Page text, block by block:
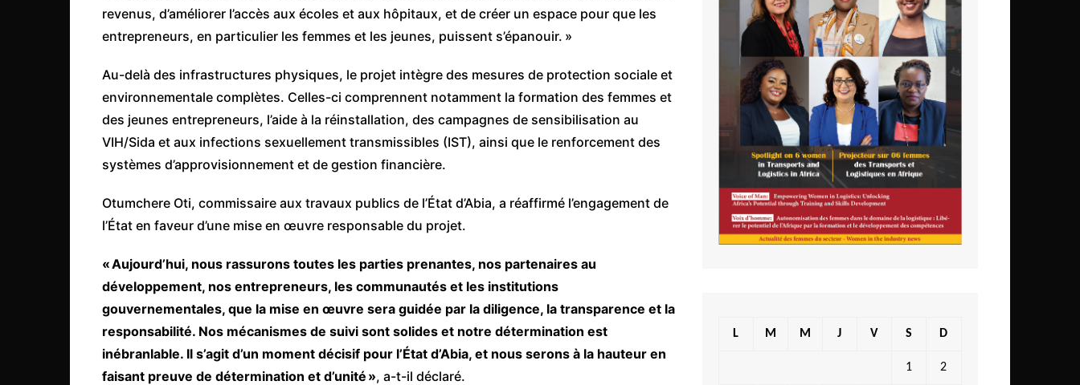
revenus, d’améliorer l’accès aux écoles et aux hôpitaux, et de créer un espace pour que les
entrepreneurs, en particulier les femmes et les jeunes, puissent s’épanouir. »
Au-delà des infrastructures physiques, le projet intègre des mesures de protection sociale et
environnementale complètes. Celles-ci comprennent notamment la formation des femmes et
des jeunes entrepreneurs, l’aide à la réinstallation, des campagnes de sensibilisation au
VIH/Sida et aux infections sexuellement transmissibles (IST), ainsi que le renforcement des
systèmes d’approvisionnement et de gestion financière.
Otumchere Oti, commissaire aux travaux publics de l’État d’Abia, a réaffirmé l’engagement de
l’État en faveur d’une mise en œuvre responsable du projet.
« Aujourd’hui, nous rassurons toutes les parties prenantes, nos partenaires au
développement, nos entrepreneurs, les communautés et les institutions
gouvernementales, que la mise en œuvre sera guidée par la diligence, la transparence et la
responsabilité. Nos mécanismes de suivi sont solides et notre détermination est
inébranlable. Il s’agit d’un moment décisif pour l’État d’Abia, et nous serons à la hauteur en
faisant preuve de détermination et d’unité », a-t-il déclaré.
L M M J V S D
1 2